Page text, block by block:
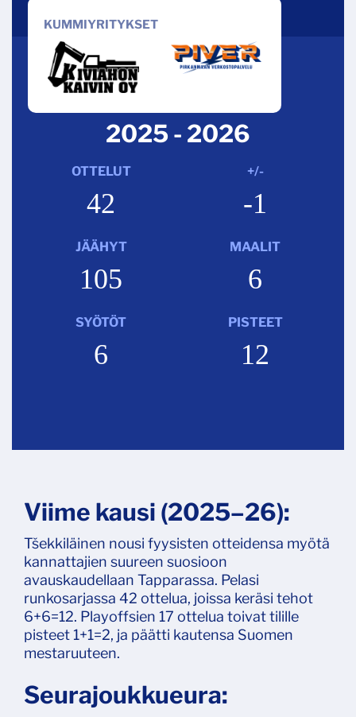
KUMMIYRITYKSET
2025 - 2026
OTTELUT
42
+/-
-1
JÄÄHYT
105
MAALIT
6
SYÖTÖT
6
PISTEET
12
Viime kausi (2025–26):
Tšekkiläinen nousi fyysisten otteidensa myötä
kannattajien suureen suosioon
avauskaudellaan Tapparassa. Pelasi
runkosarjassa 42 ottelua, joissa keräsi tehot
6+6=12. Playoffsien 17 ottelua toivat tilille
pisteet 1+1=2, ja päätti kautensa Suomen
mestaruuteen.
Seurajoukkueura: